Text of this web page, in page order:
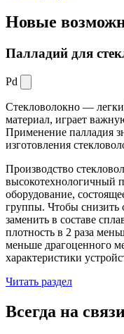
Новые
Палладий для
Pd
Стекловолокно —
материал, играет
Применение палладия
изготовления
Производство
высокотехнологичный
оборудование,
группы. Чтобы снизить
заменить в составе
плотность в 2 раза
меньше драгоценного
характеристики
Читать раздел
Всегда на